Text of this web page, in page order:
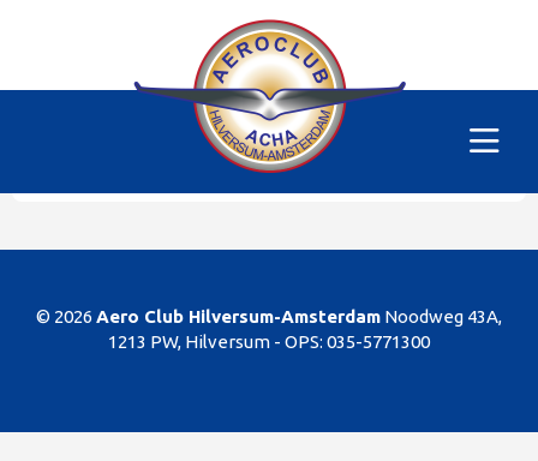
PH-SKM
Dit gedeelte van de website is alleen voor de
leden/begunstigers van onze club. Sorry. U kunt
natuurlijk altijd lid worden!
© 2026 Aero Club Hilversum-Amsterdam Noodweg 43A,
1213 PW, Hilversum - OPS: 035-5771300